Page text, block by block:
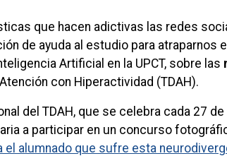
que hacen adictivas las redes
de ayuda al estudio para
Artificial en la UPCT, sobre las
con Hiperactividad (TDAH).
del TDAH, que se celebra cada 27
a participar en un concurso
alumnado que sufre esta